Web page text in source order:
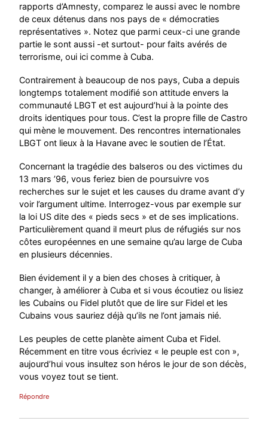
rapports d’Amnesty, comparez le aussi avec le nombre
de ceux détenus dans nos pays de « démocraties
représentatives ». Notez que parmi ceux-ci une grande
partie le sont aussi -et surtout- pour faits avérés de
terrorisme, oui ici comme à Cuba.
Contrairement à beaucoup de nos pays, Cuba a depuis
longtemps totalement modifié son attitude envers la
communauté LBGT et est aujourd’hui à la pointe des
droits identiques pour tous. C’est la propre fille de Castro
qui mène le mouvement. Des rencontres internationales
LBGT ont lieux à la Havane avec le soutien de l’État.
Concernant la tragédie des balseros ou des victimes du
13 mars ’96, vous feriez bien de poursuivre vos
recherches sur le sujet et les causes du drame avant d’y
voir l’argument ultime. Interrogez-vous par exemple sur
la loi US dite des « pieds secs » et de ses implications.
Particulièrement quand il meurt plus de réfugiés sur nos
côtes européennes en une semaine qu’au large de Cuba
en plusieurs décennies.
Bien évidement il y a bien des choses à critiquer, à
changer, à améliorer à Cuba et si vous écoutiez ou lisiez
les Cubains ou Fidel plutôt que de lire sur Fidel et les
Cubains vous sauriez déjà qu’ils ne l’ont jamais nié.
Les peuples de cette planète aiment Cuba et Fidel.
Récemment en titre vous écriviez « le peuple est con »,
aujourd’hui vous insultez son héros le jour de son décès,
vous voyez tout se tient.
Répondre